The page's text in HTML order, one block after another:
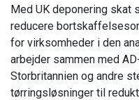
Med UK deponering skat
reducere
for virksomheder i den
arbejder sammen med
Storbritannien og andre
tørringsløsninger til